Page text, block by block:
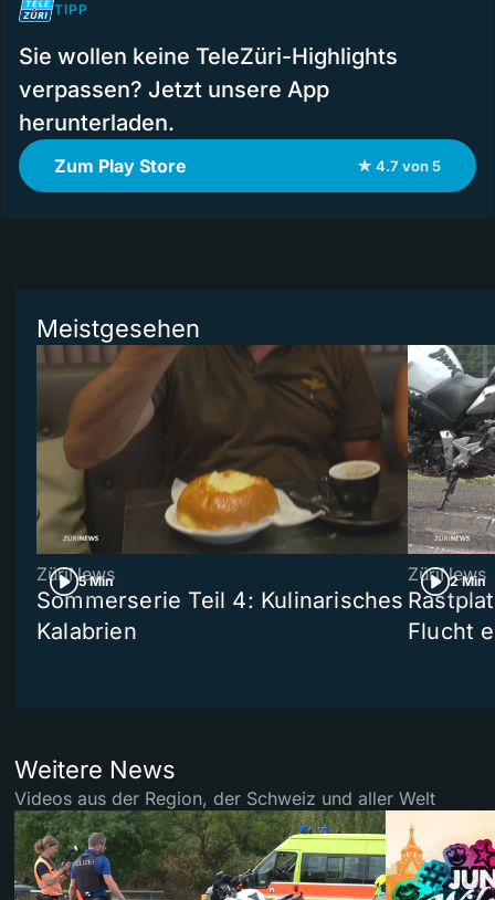
TIPP
Sie wollen keine TeleZüri-Highlights
verpassen? Jetzt unsere App
herunterladen.
Zum Play Store ★ 4.7 von 5
Meistgesehen
5 Min
ZüriNews
Sommerserie Teil 4: Kulinarisches
Kalabrien
2 Min
ZüriNews
Flucht
Weitere News
Videos aus der Region, der Schweiz und aller Welt